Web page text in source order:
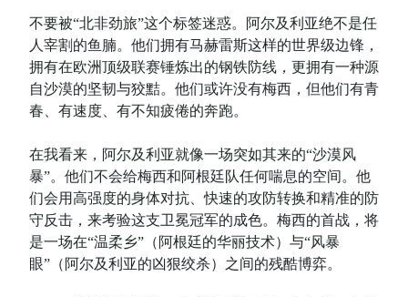
不要被“北非劲旅”这个标签迷惑。阿尔及利亚绝不是任
人宰割的鱼腩。他们拥有马赫雷斯这样的世界级边锋，
拥有在欧洲顶级联赛锤炼出的钢铁防线，更拥有一种源
自沙漠的坚韧与狡黠。他们或许没有梅西，但他们有青
春、有速度、有不知疲倦的奔跑。
在我看来，阿尔及利亚就像一场突如其来的“沙漠风
暴”。他们不会给梅西和阿根廷队任何喘息的空间。他
们会用高强度的身体对抗、快速的攻防转换和精准的防
守反击，来考验这支卫冕冠军的成色。梅西的首战，将
是一场在“温柔乡”（阿根廷的华丽技术）与“风暴
眼”（阿尔及利亚的凶狠绞杀）之间的残酷博弈。